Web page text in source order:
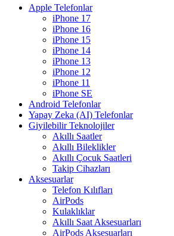
Apple Telefonlar
iPhone 17
iPhone 16
iPhone 15
iPhone 14
iPhone 13
iPhone 12
iPhone 11
iPhone SE
Android Telefonlar
Yapay Zeka (AI) Telefonlar
Giyilebilir Teknolojiler
Akıllı Saatler
Akıllı Bileklikler
Akıllı Çocuk Saatleri
Takip Cihazları
Aksesuarlar
Telefon Kılıfları
AirPods
Kulaklıklar
Akıllı Saat Aksesuarları
AirPods Aksesuarları